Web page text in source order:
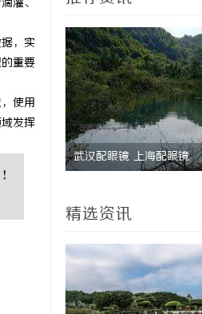
灌、
，实
重要
使用
发挥
的魅力与 武汉配眼镜 上海配眼镜
精选资讯